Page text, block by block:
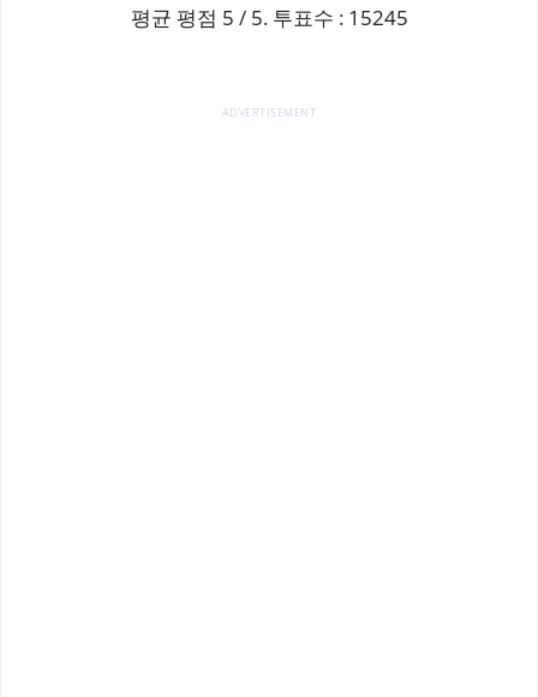
평균 평점 5 / 5. 투표수 : 15245
ADVERTISEMENT